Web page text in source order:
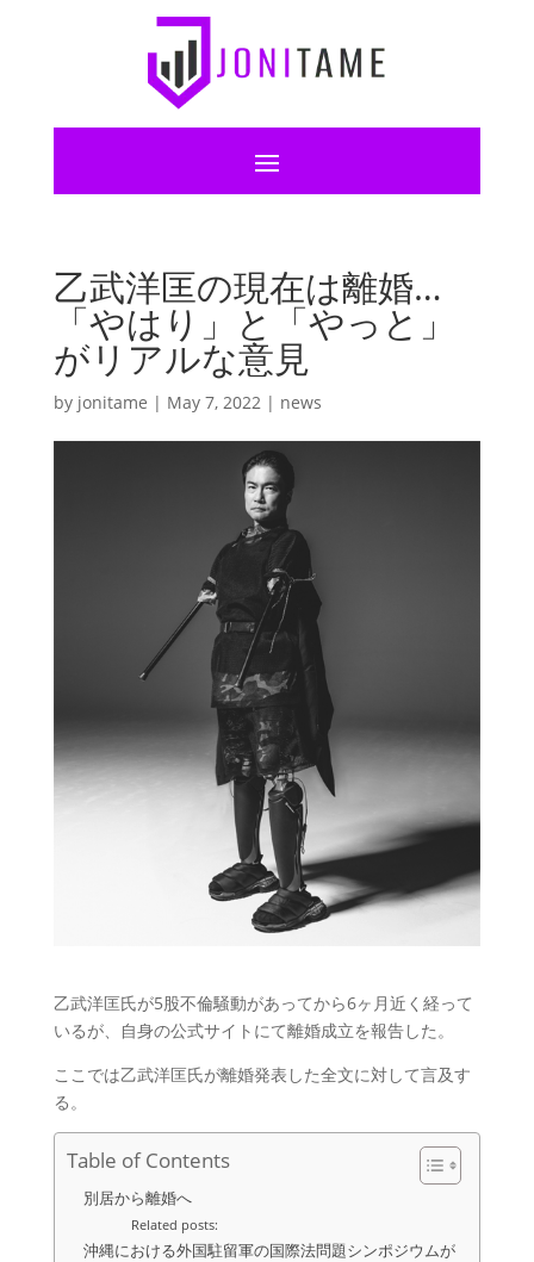
乙武洋匡の現在は離婚…
「やはり」と「やっと」
がリアルな意見
by jonitame | May 7, 2022| news
乙武洋匡氏が5股不倫騒動があってから6ヶ月近く経って
いるが、自身の公式サイトにて離婚成立を報告した。
ここでは乙武洋匡氏が離婚発表した全文に対して言及す
る。
Table of Contents
別居から離婚へ
Related posts:
沖縄における外国駐留軍の国際法問題シンポジウムが